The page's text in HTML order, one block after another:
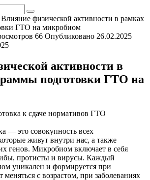
Влияние физической активности в рамках
ГТО на микробиом
66 Опубликовано 26.02.2025
активности в
подготовки ГТО на
к сдаче нормативов ГТО
— это совокупность всех
живут внутри нас, а также
генов. Микробиом включает в себя
протисты и вирусы. Каждый
уникален и формируется при
с возрастом, при заболеваниях